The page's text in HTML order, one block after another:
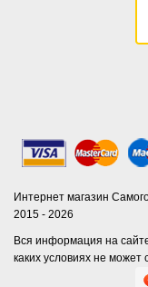
Интернет магазин
2015 - 2026
Вся информация на
каких условиях не может